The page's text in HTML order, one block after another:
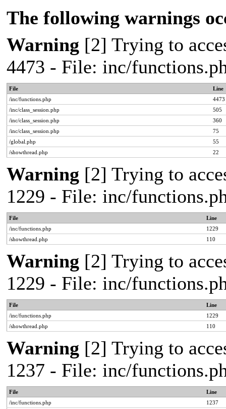
The following warnings
Warning [2] Trying to
4473 - File: inc/
File
Line
/inc/functions.php
4473
/inc/class_session.php
505
/inc/class_session.php
360
/inc/class_session.php
75
/global.php
55
/showthread.php
22
Warning [2] Trying to
1229 - File: inc/
File
Line
/inc/functions.php
1229
/showthread.php
110
Warning [2] Trying to
1229 - File: inc/
File
Line
/inc/functions.php
1229
/showthread.php
110
Warning [2] Trying to
1237 - File: inc/
File
Line
/inc/functions.php
1237